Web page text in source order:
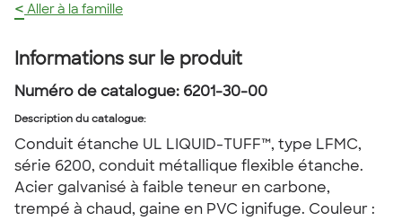
< Aller à la famille
Informations sur le produit
Numéro de catalogue: 6201-30-00
Description du catalogue:
Conduit étanche UL LIQUID-TUFF™, type LFMC,
série 6200, conduit métallique flexible étanche.
Acier galvanisé à faible teneur en carbone,
trempé à chaud, gaine en PVC ignifuge. Couleur :